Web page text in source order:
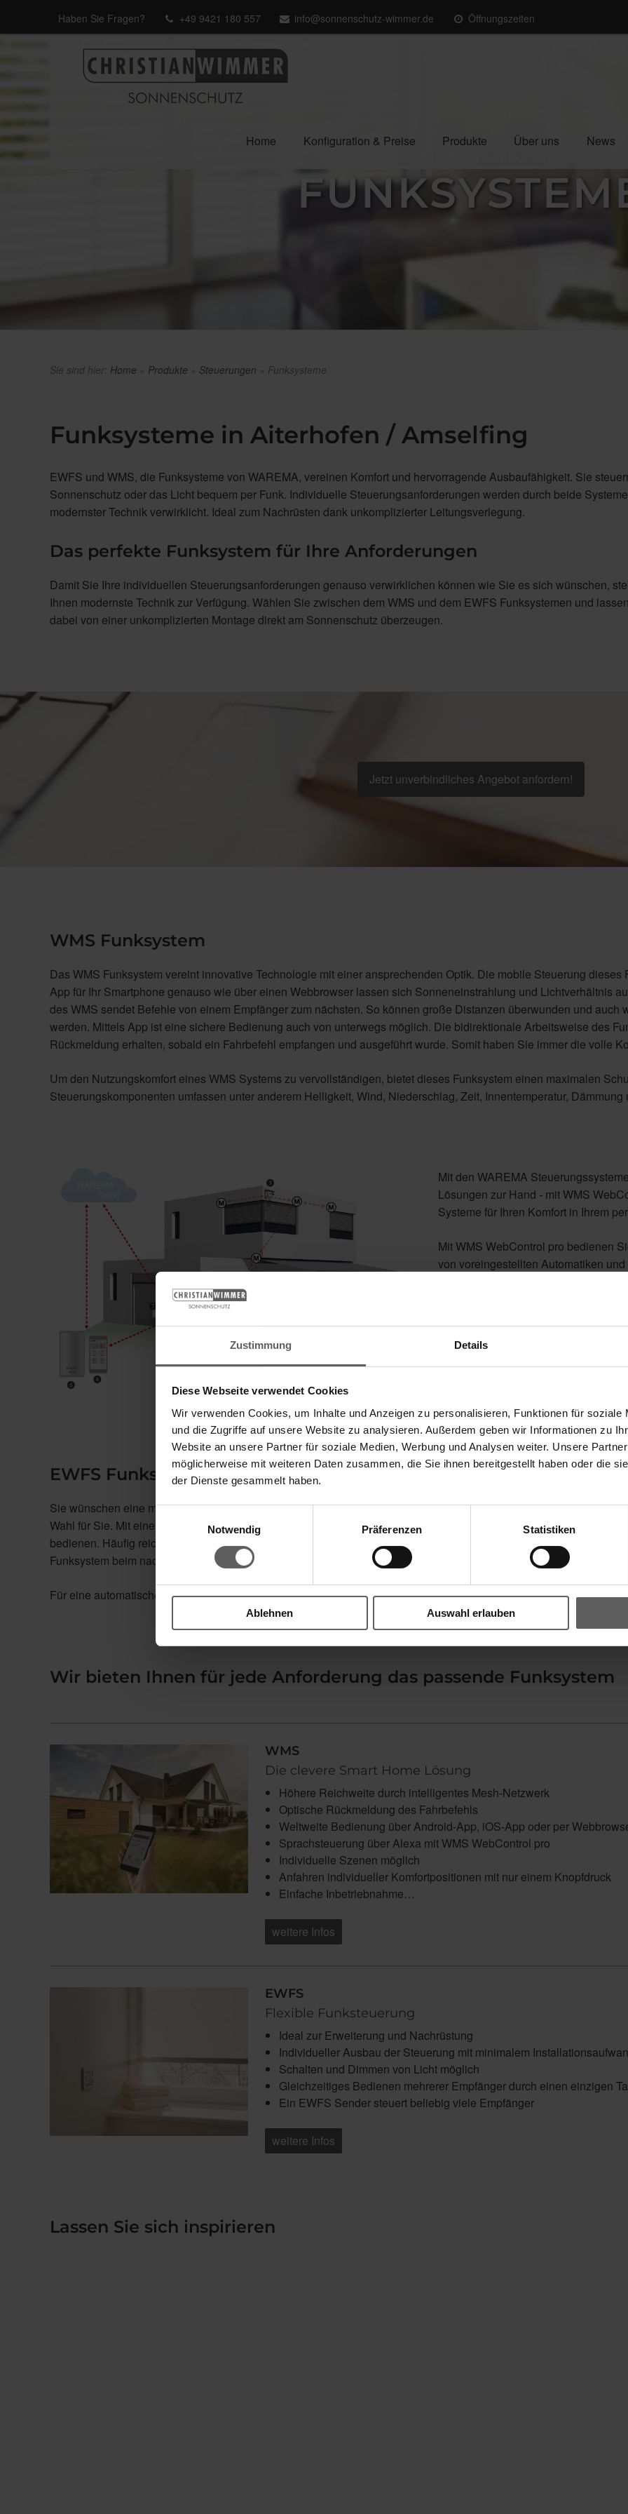
Zustimmung Details
Diese Webseite verwendet Cookies
Wir verwenden Cookies, um Inhalte und Anzeigen zu personalisieren, Funktionen für soziale
und die Zugriffe auf unsere Website zu analysieren. Außerdem geben wir Informationen zu
Website an unsere Partner für soziale Medien, Werbung und Analysen weiter. Unsere
möglicherweise mit weiteren Daten zusammen, die Sie ihnen bereitgestellt haben oder die
der Dienste gesammelt haben.
Notwendig
Präferenzen Statistiken
Ablehnen Auswahl erlauben
Haben Sie Fragen? +49 9421 180 557 info@sonnenschutz-wimmer.de Öffnungszeiten
Home Konfiguration & Preise Produkte Über uns News
Sie sind hier: Home » Produkte » Steuerungen » Funksysteme
Funksysteme in Aiterhofen / Amselfing
EWFS und WMS, die Funksysteme von WAREMA, vereinen Komfort und hervorragende Ausbaufähigkeit. Sie
Sonnenschutz oder das Licht bequem per Funk. Individuelle Steuerungsanforderungen werden durch beide
modernster Technik verwirklicht. Ideal zum Nachrüsten dank unkomplizierter Leitungsverlegung.
Das perfekte Funksystem für Ihre Anforderungen
Damit Sie Ihre individuellen Steuerungsanforderungen genauso verwirklichen können wie Sie es sich wünschen,
Ihnen modernste Technik zur Verfügung. Wählen Sie zwischen dem WMS und dem EWFS Funksystemen und
dabei von einer unkomplizierten Montage direkt am Sonnenschutz überzeugen.
Jetzt unverbindliches Angebot anfordern!
WMS Funksystem
Das WMS Funksystem vereint innovative Technologie mit einer ansprechenden Optik. Die mobile Steuerung
App für Ihr Smartphone genauso wie über einen Webbrowser lassen sich Sonneneinstrahlung und Lichtverhältnis
des WMS sendet Befehle von einem Empfänger zum nächsten. So können große Distanzen überwunden und auch
werden. Mittels App ist eine sichere Bedienung auch von unterwegs möglich. Die bidirektionale Arbeitsweise des
Rückmeldung erhalten, sobald ein Fahrbefehl empfangen und ausgeführt wurde. Somit haben Sie immer die volle
Um den Nutzungskomfort eines WMS Systems zu vervollständigen, bietet dieses Funksystem einen maximalen
Steuerungskomponenten umfassen unter anderem Helligkeit, Wind, Niederschlag, Zeit, Innentemperatur,
Mit den WAREMA
Lösungen zur Hand - mit WMS
Systeme für Ihren Komfort in Ihrem
Mit WMS WebControl pro bedienen
von voreingestellten Automatiken
Sonnenschutzfachhändler. Wenn
vernetzen möchten, ist WMS
EWFS Funksystem
Sie wünschen eine mühelose Steuerung Ihres Sonnenschutzes? So intuitiv wie die Bedienung Ihres
Wahl für Sie. Mit einem EWFS Sender steuern Sie beliebig viele Empfänger. Dies ermöglicht Ihnen Sonnenschutz
bedienen. Häufig reicht ein einzelner Tastendruck, um eine Vielzahl von Empfängern gleichzeitig anzusprechen.
Funksystem beim nachträglichen Ausbau der Steuerung. Die Komponenten lassen sich mit minimalen
Für eine automatische Steuerung nach Helligkeit und Wetter sorgen die cleveren EWFS Sensoren.
Wir bieten Ihnen für jede Anforderung das passende Funksystem
WMS
Die clevere Smart Home Lösung
Höhere Reichweite durch intelligentes Mesh-Netzwerk
Optische Rückmeldung des Fahrbefehls
Weltweite Bedienung über Android-App, iOS-App oder per
Sprachsteuerung über Alexa mit WMS WebControl pro
Individuelle Szenen möglich
Anfahren individueller Komfortpositionen mit nur einem Knopfdruck
Einfache Inbetriebnahme…
weitere Infos
EWFS
Flexible Funksteuerung
Ideal zur Erweiterung und Nachrüstung
Individueller Ausbau der Steuerung mit minimalem
Schalten und Dimmen von Licht möglich
Gleichzeitiges Bedienen mehrerer Empfänger durch einen einzigen
Ein EWFS Sender steuert beliebig viele Empfänger
weitere Infos
Lassen Sie sich inspirieren